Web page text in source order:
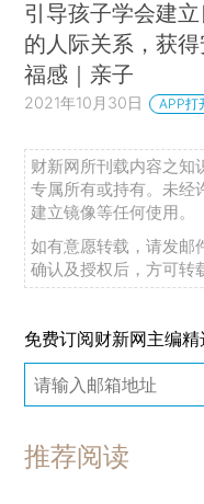
引导孩子学会建
的人际关系，获
福感｜亲子
2021年10月30日 APP打
财新网所刊载内容之知
专属所有或持有。未经
建立镜像等任何使用。
如有意愿转载，请发邮
确认及授权后，方可转
免费订阅财新网主编
推荐阅读